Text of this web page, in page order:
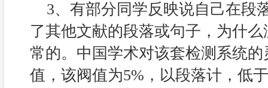
3、有部分同学反映说自己在段
了其他文献的段落或句子，为什
常的。中国学术对该套检测系统
值，该阀值为5%，以段落计，低